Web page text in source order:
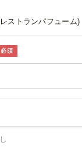
ストランパフューム)
必須